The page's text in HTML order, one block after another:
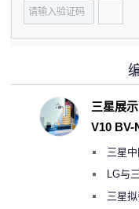
三星展
V10 BV-
三星
月销售额
LG与
偷偷共享
三星